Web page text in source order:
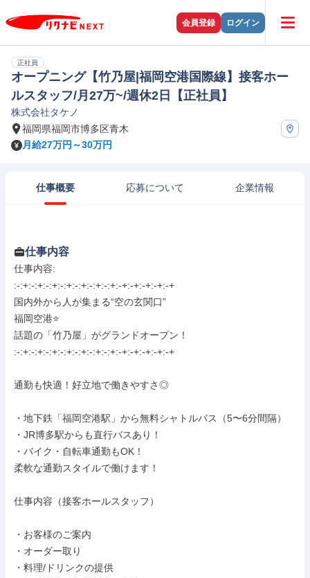
会員登録 ログイン
正社員
オープニング【竹乃屋|福岡空港国際線】接客ホー
ルスタッフ/月27万~/週休2日【正社員】
株式会社タケノ
福岡県福岡市博多区青木
月給27万円～30万円
仕事概要 応募について 企業情報
仕事内容
仕事内容:
:-:+:-:+:-:+:-:+:-:+:-:+:-:+:-+:-+:-+:-+:-+
国内外から人が集まる“空の玄関口”
福岡空港⭐️
話題の「竹乃屋」がグランドオープン！
:-:+:-:+:-:+:-:+:-:+:-:+:-:+:-+:-+:-+:-+:-+
通勤も快適！好立地で働きやすさ◎
・地下鉄「福岡空港駅」から無料シャトルバス（5〜6分間隔）
・JR博多駅からも直行バスあり！
・バイク・自転車通勤もOK！
柔軟な通勤スタイルで働けます！
仕事内容（接客ホールスタッフ）
・お客様のご案内
・オーダー取り
・料理/ドリンクの提供